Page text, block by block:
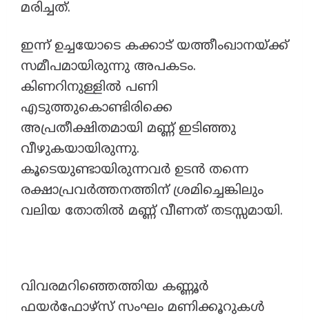
മരിച്ചത്.
ഇന്ന് ഉച്ചയോടെ കക്കാട് യത്തീംഖാനയ്ക്ക്
സമീപമായിരുന്നു അപകടം.
കിണറിനുള്ളിൽ പണി
എടുത്തുകൊണ്ടിരിക്കെ
അപ്രതീക്ഷിതമായി മണ്ണ് ഇടിഞ്ഞു
വീഴുകയായിരുന്നു.
കൂടെയുണ്ടായിരുന്നവർ ഉടൻ തന്നെ
രക്ഷാപ്രവർത്തനത്തിന് ശ്രമിച്ചെങ്കിലും
വലിയ തോതിൽ മണ്ണ് വീണത് തടസ്സമായി.
വിവരമറിഞ്ഞെത്തിയ കണ്ണൂർ
ഫയർഫോഴ്സ് സംഘം മണിക്കൂറുകൾ